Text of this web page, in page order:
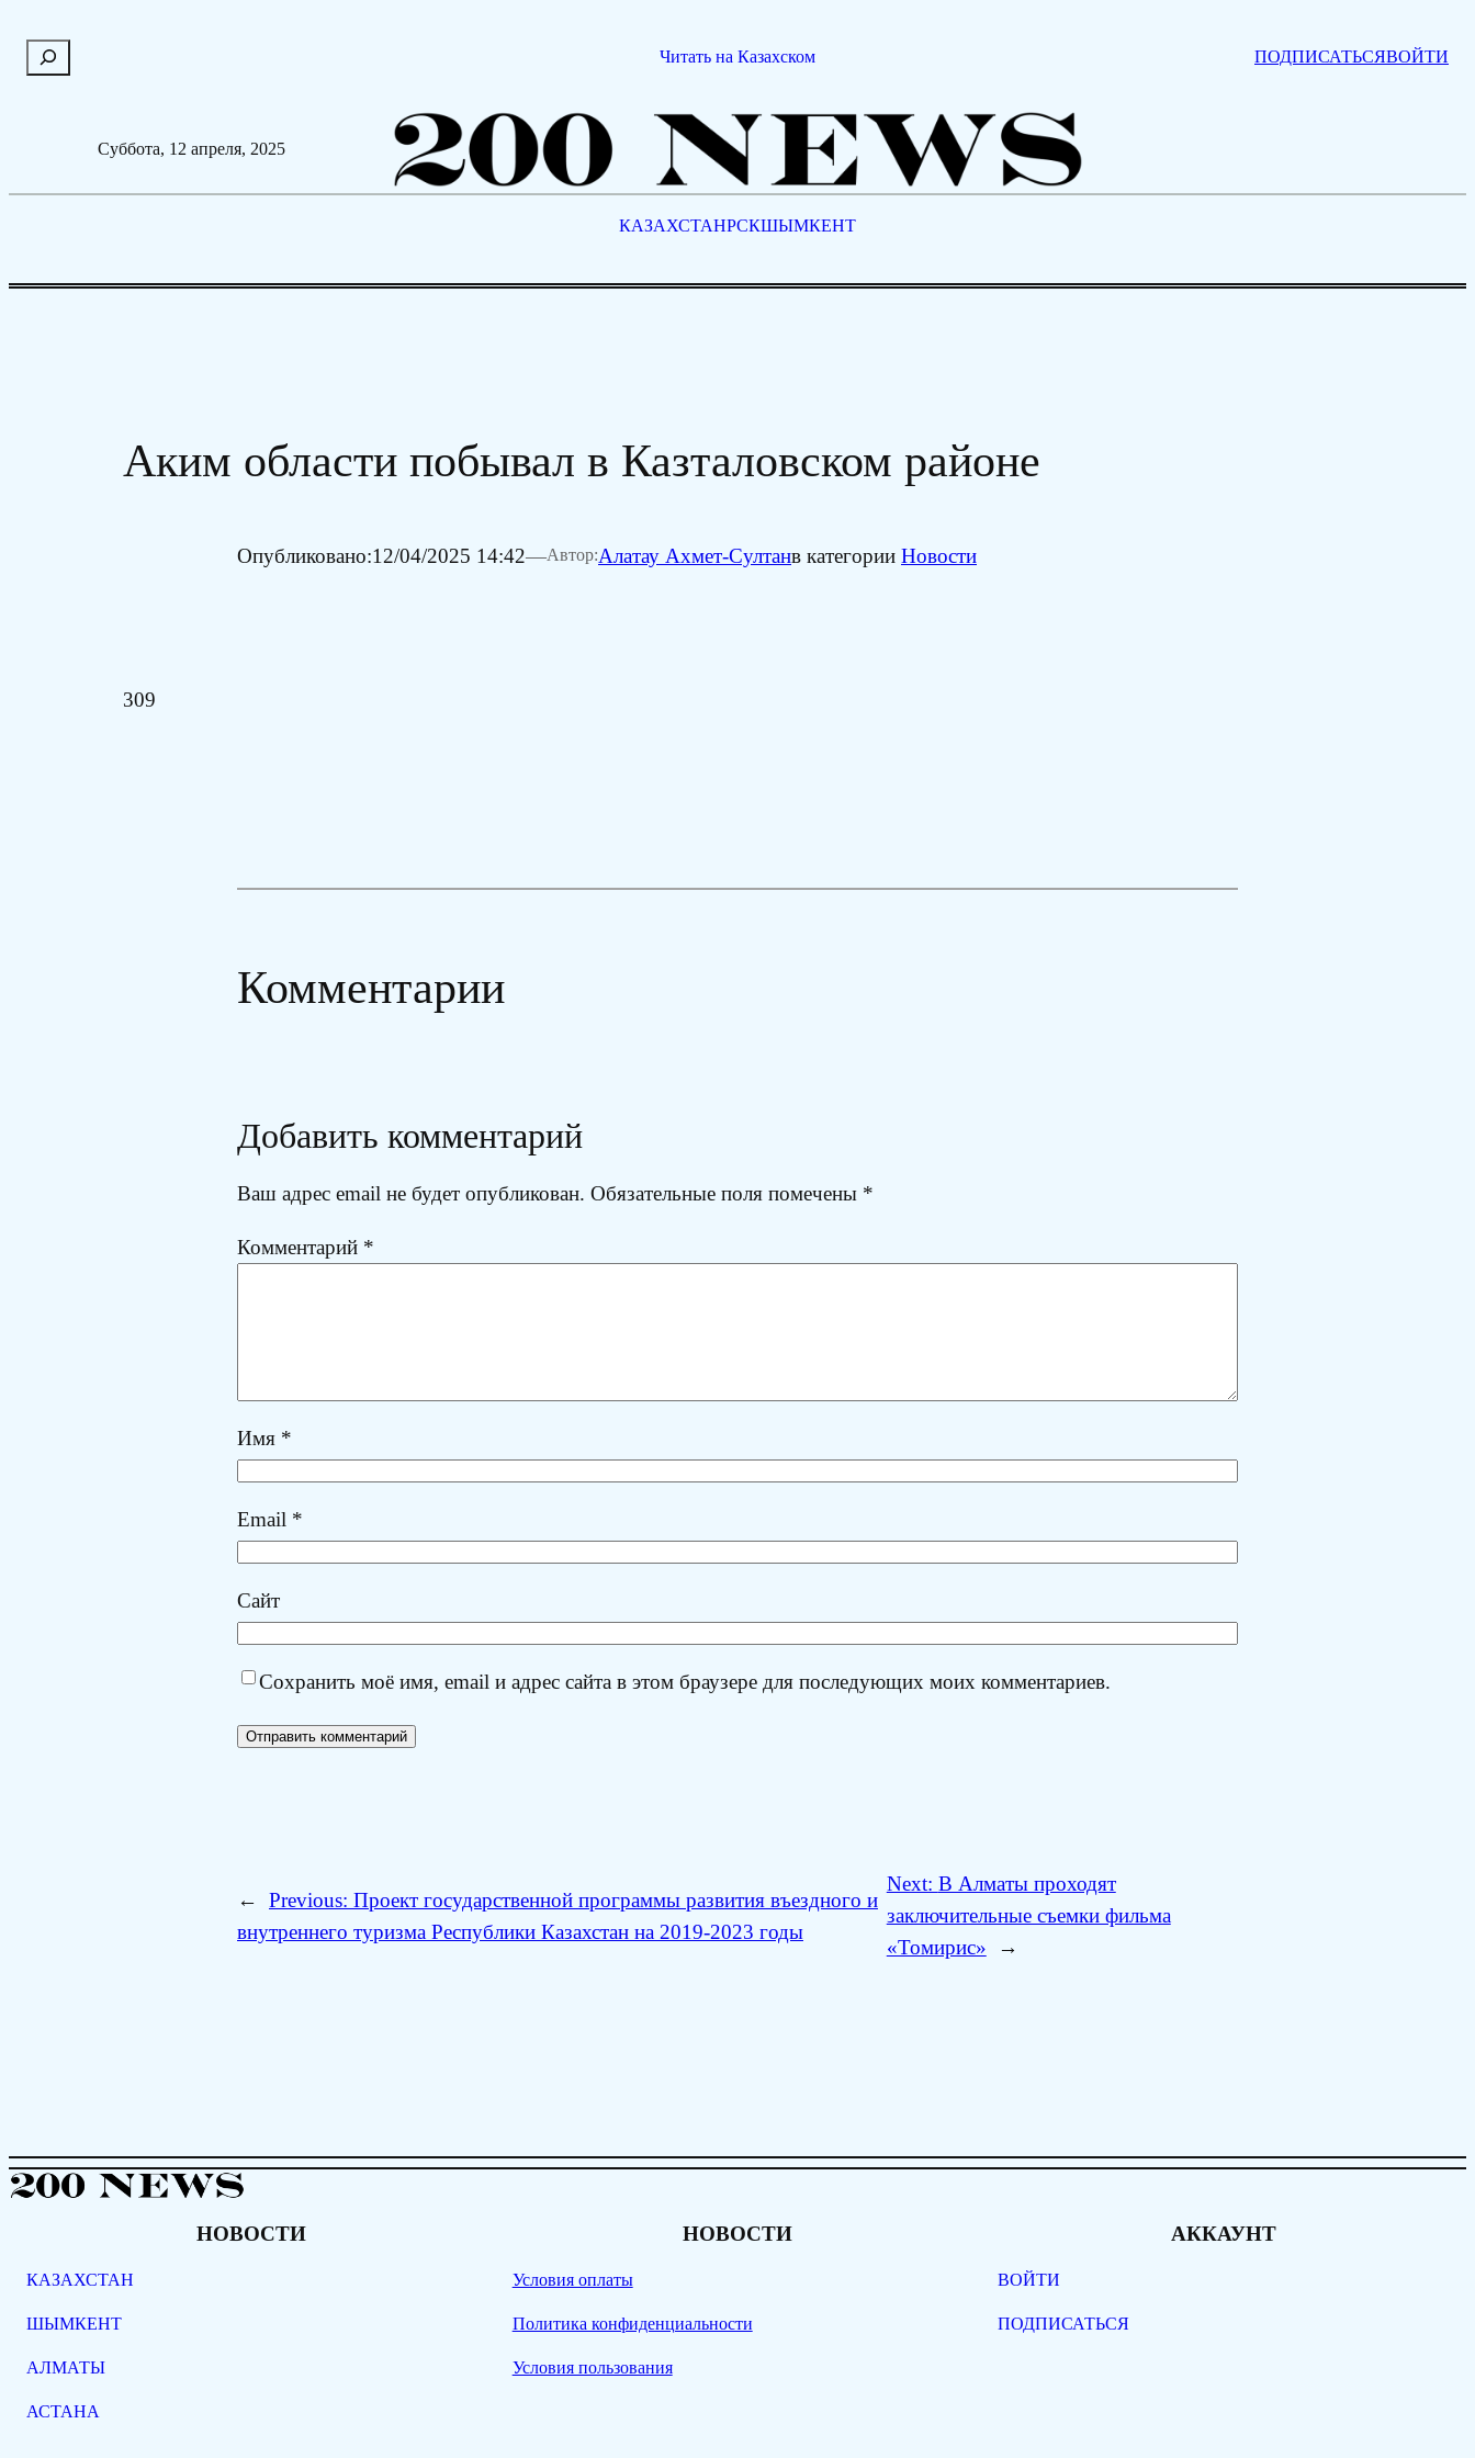
о
Читать на Казахском ПОДПИСАТЬСЯВОЙТИ
Суббота, 12 апреля, 2025
КАЗАХСТАНРСКШЫМКЕНТ
Аким области побывал в Казталовском районе
Опубликовано:12/04/2025 14:42—Автор:Алатау Ахмет-Султанв категории Новости
309
Комментарии
Добавить комментарий
Ваш адрес email не будет опубликован. Обязательные поля помечены *
Комментарий *
Имя *
Email *
Сайт
Сохранить моё имя, email и адрес сайта в этом браузере для последующих моих комментариев.
← Previous: Проект государственной программы развития въездного и
внутреннего туризма Республики Казахстан на 2019-2023 годы
Next: В Алматы проходят
заключительные съемки фильма
«Томирис»
→
НОВОСТИ
КАЗАХСТАН
ШЫМКЕНТ
АЛМАТЫ
АСТАНА
НОВОСТИ
Условия оплаты
Политика конфиденциальности
Условия пользования
АККАУНТ
ВОЙТИ
ПОДПИСАТЬСЯ